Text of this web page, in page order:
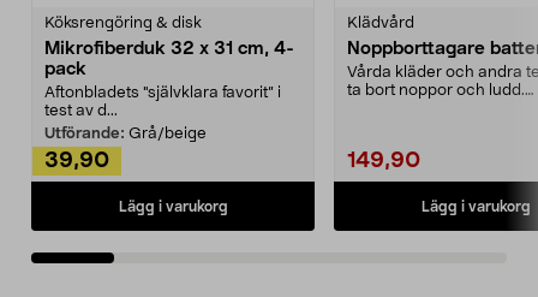
Köksrengöring & disk
Mikrofiberduk 32 x 31 cm, 4-
pack
Aftonbladets "självklara favorit” i
test av d...
Utförande: Grå/beige
39,90
Lägg i varukorg
Klädvård
Noppborttagare
Vårda kläder och andra
ta bort noppor och ludd.
149,90
Lägg i varukorg